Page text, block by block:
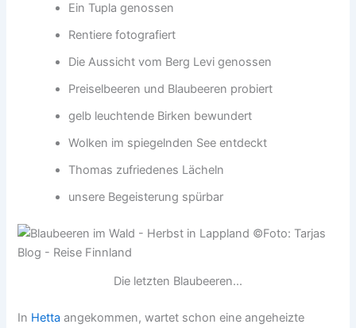
Ein Tupla genossen
Rentiere fotografiert
Die Aussicht vom Berg Levi genossen
Preiselbeeren und Blaubeeren probiert
gelb leuchtende Birken bewundert
Wolken im spiegelnden See entdeckt
Thomas zufriedenes Lächeln
unsere Begeisterung spürbar
Die letzten Blaubeeren...
In Hetta angekommen, wartet schon eine angeheizte